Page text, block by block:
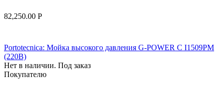
82,250.00 Р
Portotecnica: Мойка высокого давления G-POWER C I1509PM
(220В)
Нет в наличии. Под заказ
Покупателю